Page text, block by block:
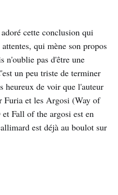
cette conclusion qui
qui mène son propos
n'oublie pas d'être une
un peu triste de terminer
heureux de voir que l'auteur
Furia et les Argosi (Way of
Fall of the argosi est en
est déjà au boulot sur